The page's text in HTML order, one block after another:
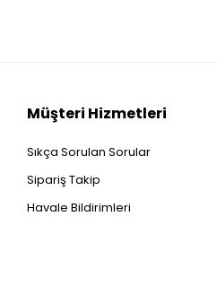
Müşteri Hizmetleri
Sıkça Sorulan Sorular
Sipariş Takip
Havale Bildirimleri